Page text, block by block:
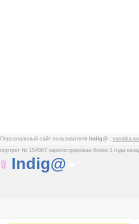
Персональный сайт пользователя Indig@ :
портрет № 154967 зарегистрирован более 1 года
Indig@